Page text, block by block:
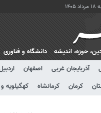
حوزه، انديشه دانشگاه و فناوری
آذربایجان غربی اصفهان
کرمان کرمانشاه کهگیلویه